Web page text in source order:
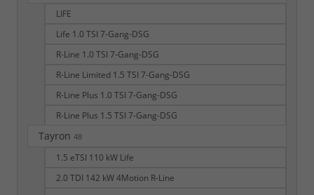
LIFE
Life 1.0 TSI 7-Gang-DSG
R-Line 1.0 TSI 7-Gang-DSG
R-Line Limited 1.5 TSI 7-Gang-DSG
R-Line Plus 1.0 TSI 7-Gang-DSG
R-Line Plus 1.5 TSI 7-Gang-DSG
Tayron 48
1.5 eTSI 110 kW Life
2.0 TDI 142 kW 4Motion R-Line